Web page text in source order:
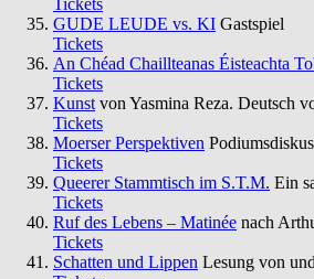
GUDE LEUDE vs. KI Gastspiel
Tickets
An Chéad Chaillteanas Éisteachta
Tickets
Kunst von Yasmina Reza. Deutsch
Tickets
Moerser Perspektiven
Tickets
Queerer Stammtisch im S.T.M. Ein
Tickets
Ruf des Lebens – Matinée nach
Tickets
Schatten und Lippen Lesung von